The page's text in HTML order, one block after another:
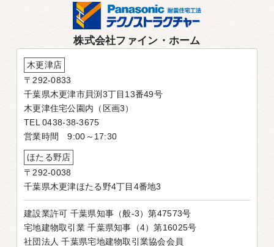
株式会社ファイン・ホーム
木更津店
〒292-0833
千葉県木更津市貝渕3丁目13番49号
木更津住宅公園内（区画3）
TEL 0438-38-3675
営業時間 9:00～17:30
ほたる野店
〒292-0038
千葉県木更津ほたる野4丁目4番地3
建設業許可 千葉県知事（般-3）第47573号
宅地建物取引業 千葉県知事（4）第16025号
社団法人 千葉県宅地建物取引業協会会員